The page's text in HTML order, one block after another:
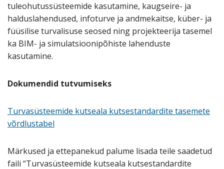
tuleohutussüsteemide kasutamine, kaugseire- ja
halduslahendused, infoturve ja andmekaitse, küber- ja
füüsilise turvalisuse seosed ning projekteerija tasemel
ka BIM- ja simulatsioonipõhiste lahenduste
kasutamine.
Dokumendid tutvumiseks
Turvasüsteemide kutseala kutsestandardite tasemete
võrdlustabel
Märkused ja ettepanekud palume lisada teile saadetud
faili “Turvasüsteemide kutseala kutsestandardite